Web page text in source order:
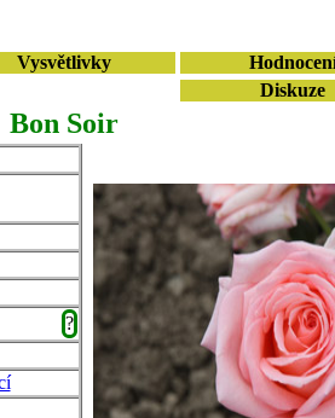
Vysvětlivky
Diskuze
Bon Soir
?